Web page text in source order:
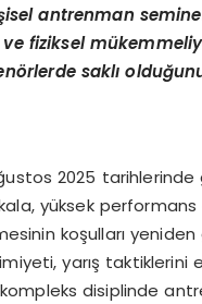
antrenman
fiziksel
örlerde saklı
2025 tarihlerinde
kala, yüksek
koşulları
yarış
disiplinde